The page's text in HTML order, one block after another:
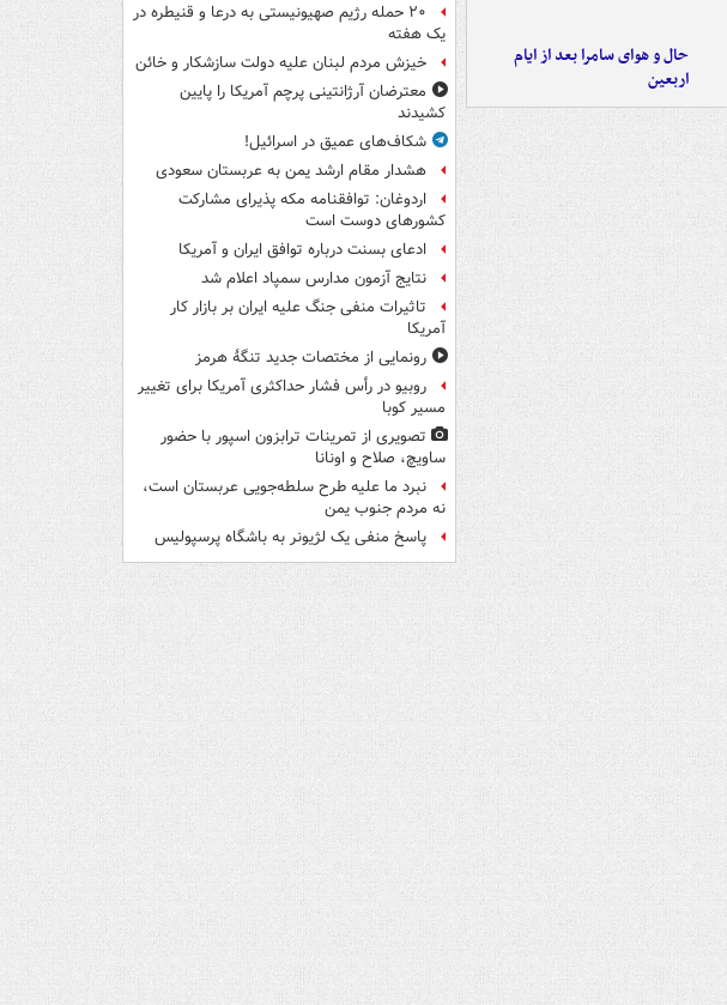
حال و هوای سامرا بعد از ایام
اربعین
۲۰ حمله رژیم صهیونیستی به درعا و قنیطره در
یک هفته
خیزش مردم لبنان علیه دولت سازشکار و خائن
معترضان آرژانتینی پرچم آمریکا را پایین
کشیدند
شکاف‌های عمیق در اسرائیل!
هشدار مقام ارشد یمن به عربستان سعودی
اردوغان: توافقنامه مکه پذیرای مشارکت
کشورهای دوست است
ادعای بسنت درباره توافق ایران و آمریکا
نتایج آزمون مدارس سمپاد اعلام شد
تاثیرات منفی جنگ علیه ایران بر بازار کار
آمریکا
رونمایی از مختصات جدید تنگۀ هرمز
روبیو در رأس فشار حداکثری آمریکا برای تغییر
مسیر کوبا
تصویری از تمرینات ترابزون اسپور با حضور
ساویچ، صلاح و اونانا
نبرد ما علیه طرح سلطه‌جویی عربستان است،
نه مردم جنوب یمن
پاسخ منفی یک لژیونر به باشگاه پرسپولیس